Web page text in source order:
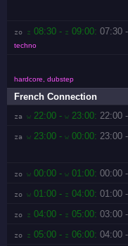
zo z 08:30 - z 09:00:07:30
techno
hardcore, dubstep
French Connection
za w 22:00 -w 23:00: 22:00
za w 23:00 -w 00:00: 23:00
zo w 00:00 -w 01:00:00:00
zo w 01:00 - z 04:00:01:00
zo z 04:00 - z 05:00:03:00
zo z 05:00 - z 06:00:04:00